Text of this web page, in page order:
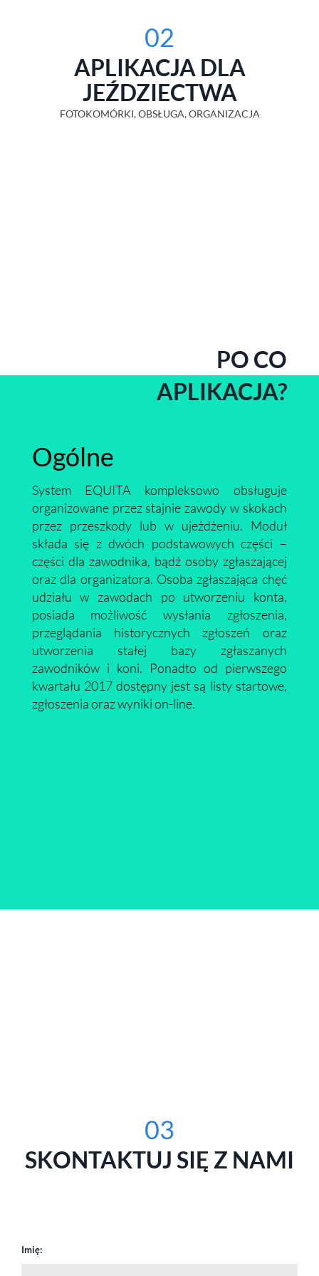
02
APLIKACJA DLA
JEŹDZIECTWA
FOTOKOMÓRKI, OBSŁUGA, ORGANIZACJA
PO CO
APLIKACJA?
Ogólne
System EQUITA kompleksowo obsługuje
organizowane przez stajnie zawody w skokach
przez przeszkody lub w ujeżdżeniu. Moduł
składa się z dwóch podstawowych części –
części dla zawodnika, bądź osoby zgłaszającej
oraz dla organizatora. Osoba zgłaszająca chęć
udziału w zawodach po utworzeniu konta,
posiada możliwość wysłania zgłoszenia,
przeglądania historycznych zgłoszeń oraz
utworzenia stałej bazy zgłaszanych
zawodników i koni. Ponadto od pierwszego
kwartału 2017 dostępny jest są listy startowe,
zgłoszenia oraz wyniki on-line.
03
SKONTAKTUJ SIĘ Z NAMI
Imię: